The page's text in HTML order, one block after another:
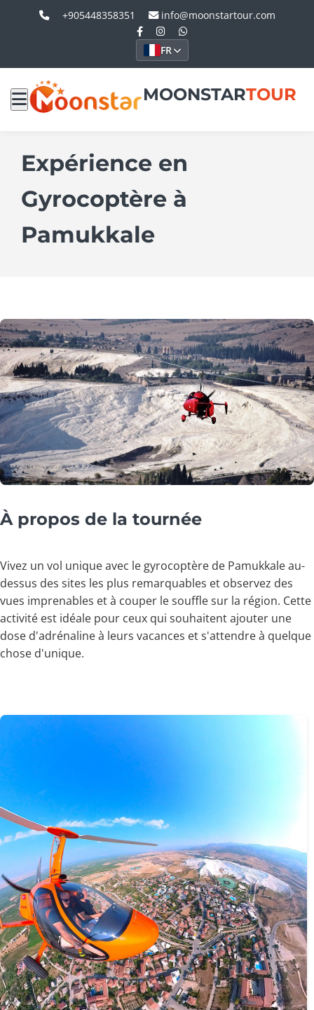
+905448358351 info@moonstartour.com
FR
MOONSTARTOUR
Expérience en
Gyrocoptère à
Pamukkale
À propos de la tournée
Vivez un vol unique avec le gyrocoptère de Pamukkale au-
dessus des sites les plus remarquables et observez des
vues imprenables et à couper le souffle sur la région. Cette
activité est idéale pour ceux qui souhaitent ajouter une
dose d'adrénaline à leurs vacances et s'attendre à quelque
chose d'unique.